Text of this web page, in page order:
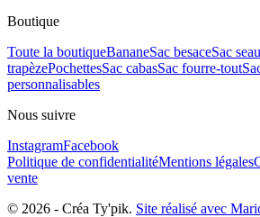
Boutique
Toute la boutiqueBananeSac besaceSac seau
trapèzePochettesSac cabasSac fourre-tout
personnalisables
Nous suivre
InstagramFacebook
Politique de confidentialitéMentions légales
vente
© 2026 - Créa Ty'pik. Site réalisé avec